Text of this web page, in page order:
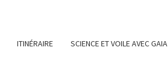
ITINÉRAIRE SCIENCE ET VOILE AVEC GAIA